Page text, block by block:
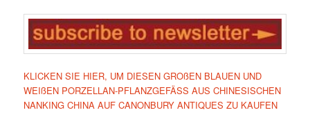
KLICKEN SIE HIER, UM DIESEN GROßEN BLAUEN UND
WEIßEN PORZELLAN-PFLANZGEFÄSS AUS CHINESISCHEN
NANKING CHINA AUF CANONBURY ANTIQUES ZU KAUFEN